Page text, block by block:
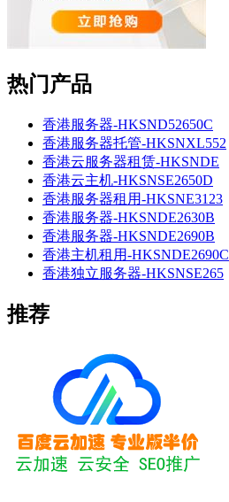
热门产品
香港服务器-HKSND52650C
香港服务器托管-HKSNXL552
香港云服务器租赁-HKSNDE
香港云主机-HKSNSE2650D
香港服务器租用-HKSNE3123
香港服务器-HKSNDE2630B
香港服务器-HKSNDE2690B
香港主机租用-HKSNDE2690C
香港独立服务器-HKSNSE265
推荐